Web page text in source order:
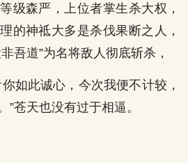
级森严，上位者掌生杀大权，
的神祗大多是杀伐果断之人，
吾道”为名将敌人彻底斩杀，
如此诚心，今次我便不计较，
苍天也没有过于相逼。